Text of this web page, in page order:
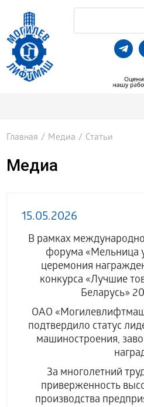
Главная / Медиа / Статьи
Медиа
15.05.2026
В рамках
форума «Мельница
церемония
конкурса «Лучшие
Беларусь»
ОАО
подтвердило статус
машиностроения,
За многолетний
приверженность
производства